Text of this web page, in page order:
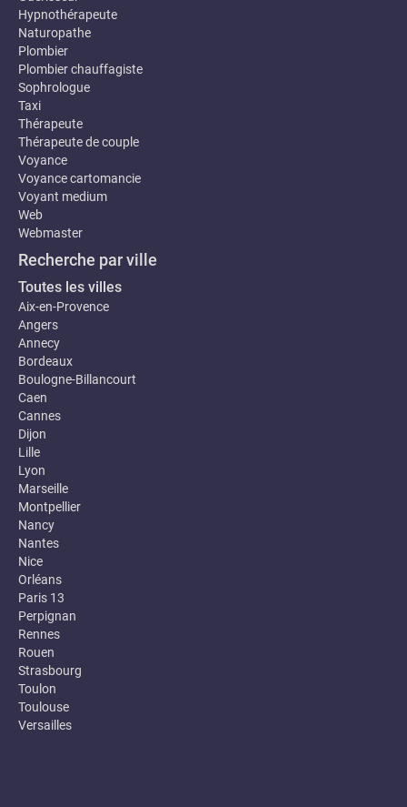
Hypnothérapeute
Naturopathe
Plombier
Plombier chauffagiste
Sophrologue
Taxi
Thérapeute
Thérapeute de couple
Voyance
Voyance cartomancie
Voyant medium
Web
Webmaster
Recherche par ville
Toutes les villes
Aix-en-Provence
Angers
Annecy
Bordeaux
Boulogne-Billancourt
Caen
Cannes
Dijon
Lille
Lyon
Marseille
Montpellier
Nancy
Nantes
Nice
Orléans
Paris 13
Perpignan
Rennes
Rouen
Strasbourg
Toulon
Toulouse
Versailles